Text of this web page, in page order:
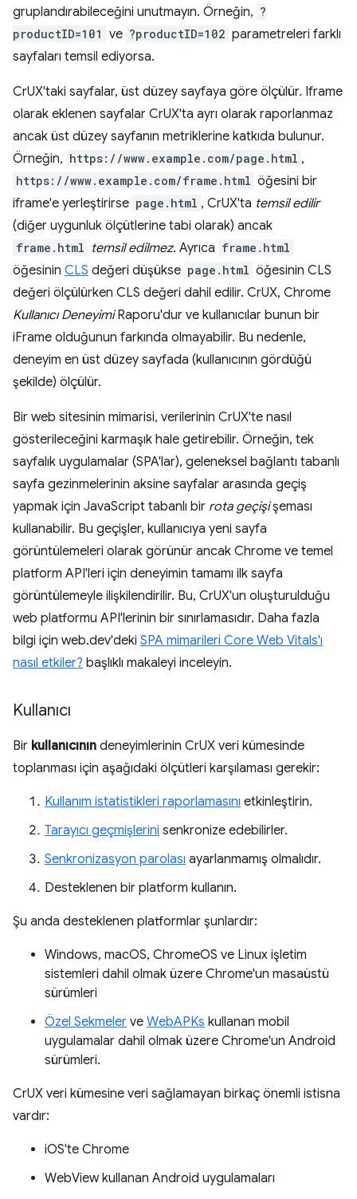
gruplandırabileceğini unutmayın. Örneğin, ?
productID=101 ve ?productID=102 parametreleri farklı
sayfaları temsil ediyorsa.
CrUX'taki sayfalar, üst düzey sayfaya göre ölçülür. Iframe
olarak eklenen sayfalar CrUX'ta ayrı olarak raporlanmaz
ancak üst düzey sayfanın metriklerine katkıda bulunur.
Örneğin, https://www.example.com/page.html ,
https://www.example.com/frame.html öğesini bir
iframe'e yerleştirirse page.html , CrUX'ta temsil edilir
(diğer uygunluk ölçütlerine tabi olarak) ancak
frame.html temsil edilmez. Ayrıca frame.html
öğesinin CLS değeri düşükse page.html öğesinin CLS
değeri ölçülürken CLS değeri dahil edilir. CrUX, Chrome
Kullanıcı DeneyimiRaporu'dur ve kullanıcılar bunun bir
iFrame olduğunun farkında olmayabilir. Bu nedenle,
deneyim en üst düzey sayfada (kullanıcının gördüğü
şekilde) ölçülür.
Bir web sitesinin mimarisi, verilerinin CrUX'te nasıl
gösterileceğini karmaşık hale getirebilir. Örneğin, tek
sayfalık uygulamalar (SPA'lar), geleneksel bağlantı tabanlı
sayfa gezinmelerinin aksine sayfalar arasında geçiş
yapmak için JavaScript tabanlı bir rota geçişişeması
kullanabilir. Bu geçişler, kullanıcıya yeni sayfa
görüntülemeleri olarak görünür ancak Chrome ve temel
platform API'leri için deneyimin tamamı ilk sayfa
görüntülemeyle ilişkilendirilir. Bu, CrUX'un oluşturulduğu
web platformu API'lerinin bir sınırlamasıdır. Daha fazla
bilgi için web.dev'deki SPA mimarileri Core Web Vitals'ı
nasıl etkiler? başlıklı makaleyi inceleyin.
Kullanıcı
Bir kullanıcının deneyimlerinin CrUX veri kümesinde
toplanması için aşağıdaki ölçütleri karşılaması gerekir:
Kullanım istatistikleri raporlamasını etkinleştirin.
Tarayıcı geçmişlerini senkronize edebilirler.
Senkronizasyon parolası ayarlanmamış olmalıdır.
Desteklenen bir platform kullanın.
Şu anda desteklenen platformlar şunlardır:
Windows, macOS, ChromeOS ve Linux işletim
sistemleri dahil olmak üzere Chrome'un masaüstü
sürümleri
Özel Sekmeler ve WebAPKs kullanan mobil
uygulamalar dahil olmak üzere Chrome'un Android
sürümleri.
CrUX veri kümesine veri sağlamayan birkaç önemli istisna
vardır:
iOS'te Chrome
WebView kullanan Android uygulamaları